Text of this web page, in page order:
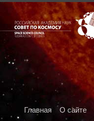
Главная О сайте